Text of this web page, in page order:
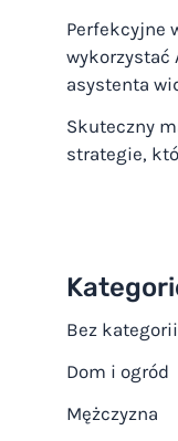
Perfekcyjne
wykorzystać
asystenta
Skuteczny
strategie,
Bez kategorii
Dom i ogród
Mężczyzna